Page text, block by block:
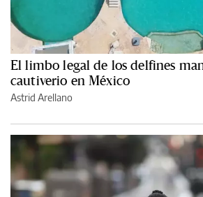
El limbo legal de los delfines
cautiverio en México
Astrid Arellano